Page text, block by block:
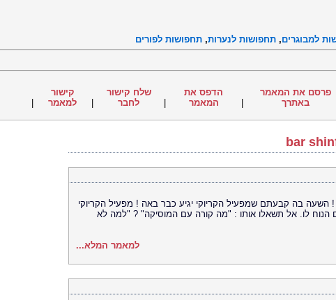
למבוגרים, תחפושות לנערות, תחפושות לפורים
פרסם את המאמר
באתרך
|
הדפס את
המאמר
|
שלח קישור
לחבר
|
קישור
למאמר
|
השעה בה קבעתם שמפעיל הקריוקי יגיע כבר באה ! מפעיל הקריוקי
הנוח לו. אל תשאלו אותו : "מה קורה עם המוסיקה" ? "למה לא
למאמר המלא...